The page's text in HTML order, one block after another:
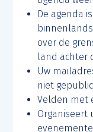
De agenda
over de
land achter
Uw
niet
Velden met
Organiseert